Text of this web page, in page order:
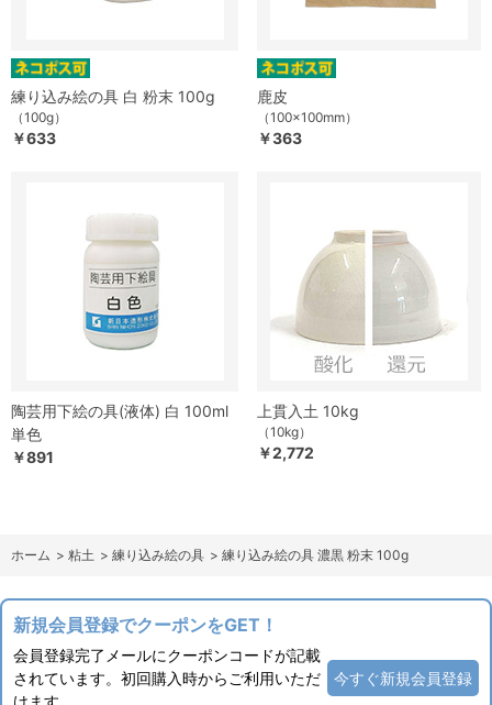
練り込み絵の具 白 粉末 100g
（100g）
￥633
鹿皮
（100×100mm）
￥363
陶芸用下絵の具(液体) 白 100ml
単色
￥891
上貫入土 10kg
（10kg）
￥2,772
ホーム > 粘土 > 練り込み絵の具 > 練り込み絵の具 濃黒 粉末 100g
新規会員登録でクーポンをGET！
会員登録完了メールにクーポンコードが記載
されています。初回購入時からご利用いただ
今すぐ新規会員登録